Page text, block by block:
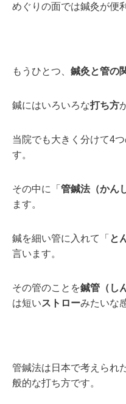
めぐりの面では鍼灸が便
もうひとつ、 鍼灸と管の
鍼にはいろいろな打ち方
当院でも大きく分けて4
す。
その中に「 管鍼法（かん
ます。
鍼を細い管に入れて「 と
言います。
その管のことを鍼管（し
は短いストローみたいな
管鍼法は日本で考えられ
般的な打ち方です。